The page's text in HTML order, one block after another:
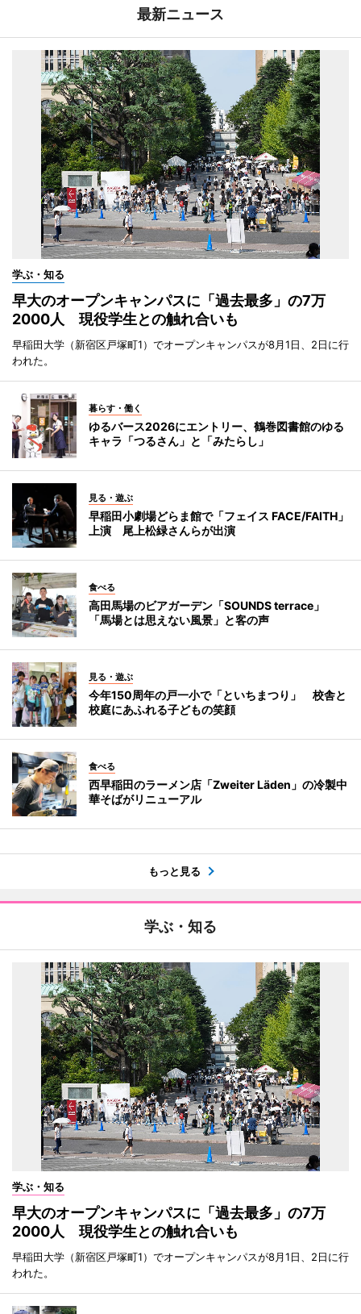
最新ニュース
学ぶ・知る
早大のオープンキャンパスに「過去最多」の7万
2000人 現役学生との触れ合いも
早稲田大学（新宿区戸塚町1）でオープンキャンパスが8月1日、2日に行
われた。
暮らす・働く
ゆるバース2026にエントリー、鶴巻図書館のゆる
キャラ「つるさん」と「みたらし」
見る・遊ぶ
早稲田小劇場どらま館で「フェイス FACE/FAITH」
上演 尾上松緑さんらが出演
食べる
高田馬場のビアガーデン「SOUNDS terrace」
「馬場とは思えない風景」と客の声
見る・遊ぶ
今年150周年の戸一小で「といちまつり」 校舎と
校庭にあふれる子どもの笑顔
食べる
西早稲田のラーメン店「Zweiter Läden」の冷製中
華そばがリニューアル
もっと見る
学ぶ・知る
学ぶ・知る
早大のオープンキャンパスに「過去最多」の7万
2000人 現役学生との触れ合いも
早稲田大学（新宿区戸塚町1）でオープンキャンパスが8月1日、2日に行
われた。